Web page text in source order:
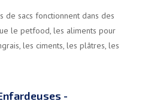
de sacs fonctionnent dans des
le petfood, les aliments pour
les ciments, les plâtres, les
-